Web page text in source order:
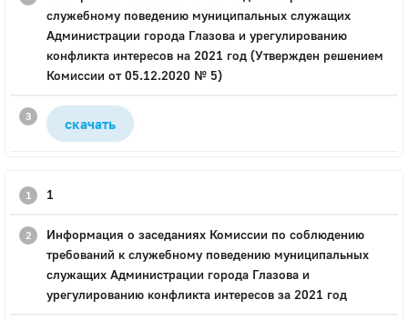
служебному поведению муниципальных служащих
Администрации города Глазова и урегулированию
конфликта интересов на 2021 год (Утвержден решением
Комиссии от 05.12.2020 № 5)
скачать
1
Информация о заседаниях Комиссии по соблюдению
требований к служебному поведению муниципальных
служащих Администрации города Глазова и
урегулированию конфликта интересов за 2021 год